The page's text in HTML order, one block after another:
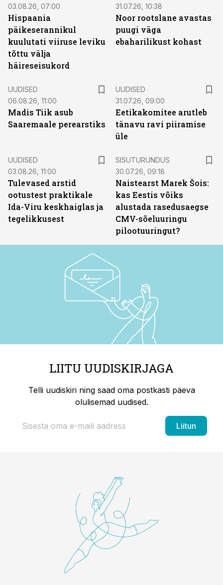
03.08.26, 07:00
Hispaania
päikeserannikul
kuulutati viiruse leviku
tõttu välja
häireseisukord
31.07.26, 10:38
Noor rootslane avastas
puugi väga
ebaharilikust kohast
UUDISED
06.08.26, 11:00
Madis Tiik asub
Saaremaale perearstiks
UUDISED
31.07.26, 09:00
Eetikakomitee arutleb
tänavu ravi piiramise
üle
UUDISED
03.08.26, 11:00
Tulevased arstid
ootustest praktikale
Ida-Viru keskhaiglas ja
tegelikkusest
SISUTURUNDUS
30.07.26, 09:18
Naistearst Marek Šois:
kas Eestis võiks
alustada rasedusaegse
CMV-sõeluuringu
pilootuuringut?
LIITU UUDISKIRJAGA
Telli uudiskiri ning saad oma postkasti päeva
olulisemad uudised.
Liitun